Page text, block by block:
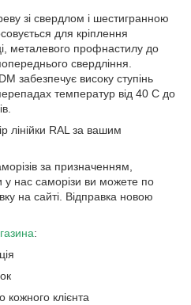
зі свердлом і шестигранною
для кріплення
металевого профнастилу до
свердління.
забезпечує високу ступінь
температур від 40 C до
лінійки RAL за вашим
за призначенням,
у нас саморізи ви можете по
на сайті. Відправка новою
а:
кожного клієнта